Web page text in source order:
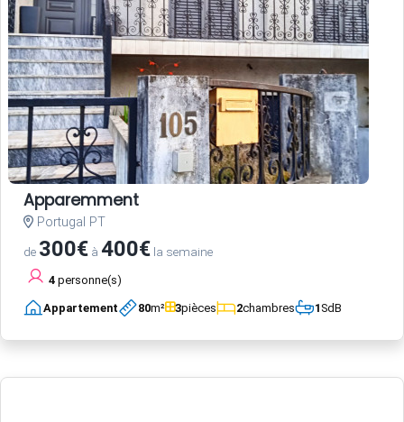
Apparemment
Portugal PT
de 300€ à 400€ la semaine
4 personne(s)
Appartement 80m² 3pièces 2chambres 1SdB